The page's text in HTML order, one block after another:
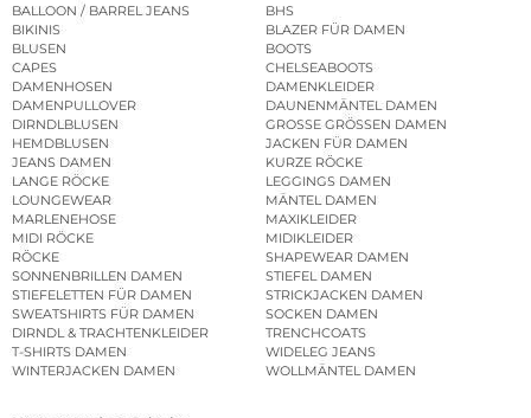
BALLOON / BARREL JEANS
BHS
BIKINIS
BLAZER FÜR DAMEN
BLUSEN
BOOTS
CAPES
CHELSEABOOTS
DAMENHOSEN
DAMENKLEIDER
DAMENPULLOVER
DAUNENMÄNTEL DAMEN
DIRNDLBLUSEN
GROSSE GRÖSSEN DAMEN
HEMDBLUSEN
JACKEN FÜR DAMEN
JEANS DAMEN
KURZE RÖCKE
LANGE RÖCKE
LEGGINGS DAMEN
LOUNGEWEAR
MÄNTEL DAMEN
MARLENEHOSE
MAXIKLEIDER
MIDI RÖCKE
MIDIKLEIDER
RÖCKE
SHAPEWEAR DAMEN
SONNENBRILLEN DAMEN
STIEFEL DAMEN
STIEFELETTEN FÜR DAMEN
STRICKJACKEN DAMEN
SWEATSHIRTS FÜR DAMEN
SOCKEN DAMEN
DIRNDL & TRACHTENKLEIDER
TRENCHCOATS
T-SHIRTS DAMEN
WIDELEG JEANS
WINTERJACKEN DAMEN
WOLLMÄNTEL DAMEN